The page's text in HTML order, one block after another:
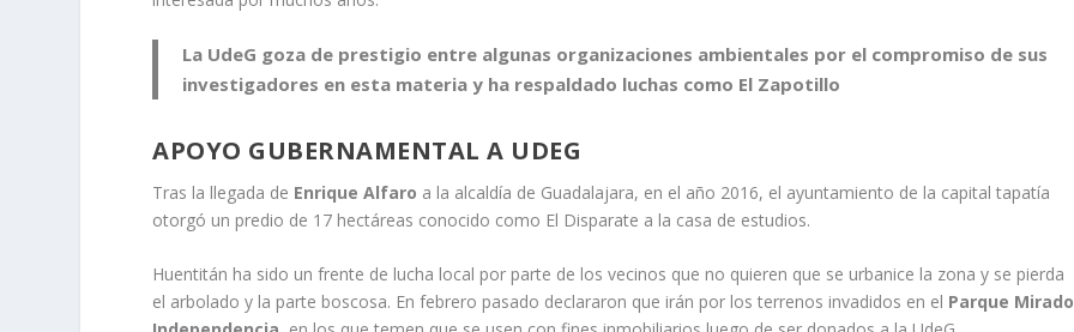
La UdeG goza de prestigio entre algunas organizaciones ambientales por el compromiso de sus
investigadores en esta materia y ha respaldado luchas como El Zapotillo
APOYO GUBERNAMENTAL A UDEG
Tras la llegada de Enrique Alfaro a la alcaldía de Guadalajara, en el año 2016, el ayuntamiento de la capital tapatía
otorgó un predio de 17 hectáreas conocido como El Disparate a la casa de estudios.
Huentitán ha sido un frente de lucha local por parte de los vecinos que no quieren que se urbanice la zona y se pierda
el arbolado y la parte boscosa. En febrero pasado declararon que irán por los terrenos invadidos en el Parque